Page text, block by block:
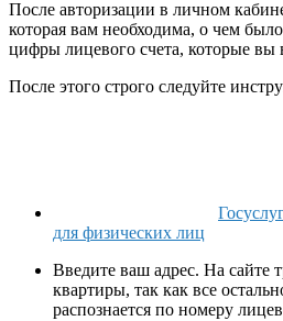
После авторизации в личном
которая вам необходима, о чем
цифры лицевого счета, которые вы
После этого строго следуйте
для физических лиц
Введите ваш адрес. На сайте
квартиры, так как все
распознается по номеру